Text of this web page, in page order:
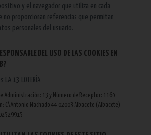
y el navegador que utiliza en cada
no proporcionan referencias que permitan
personales del usuario.
DEL USO DE LAS COOKIES EN
LA 13 LOTERÍA
Administración: 13 y Número de Receptor: 1160
C\Antonio Machado 44 02003 Albacete (Albacete)